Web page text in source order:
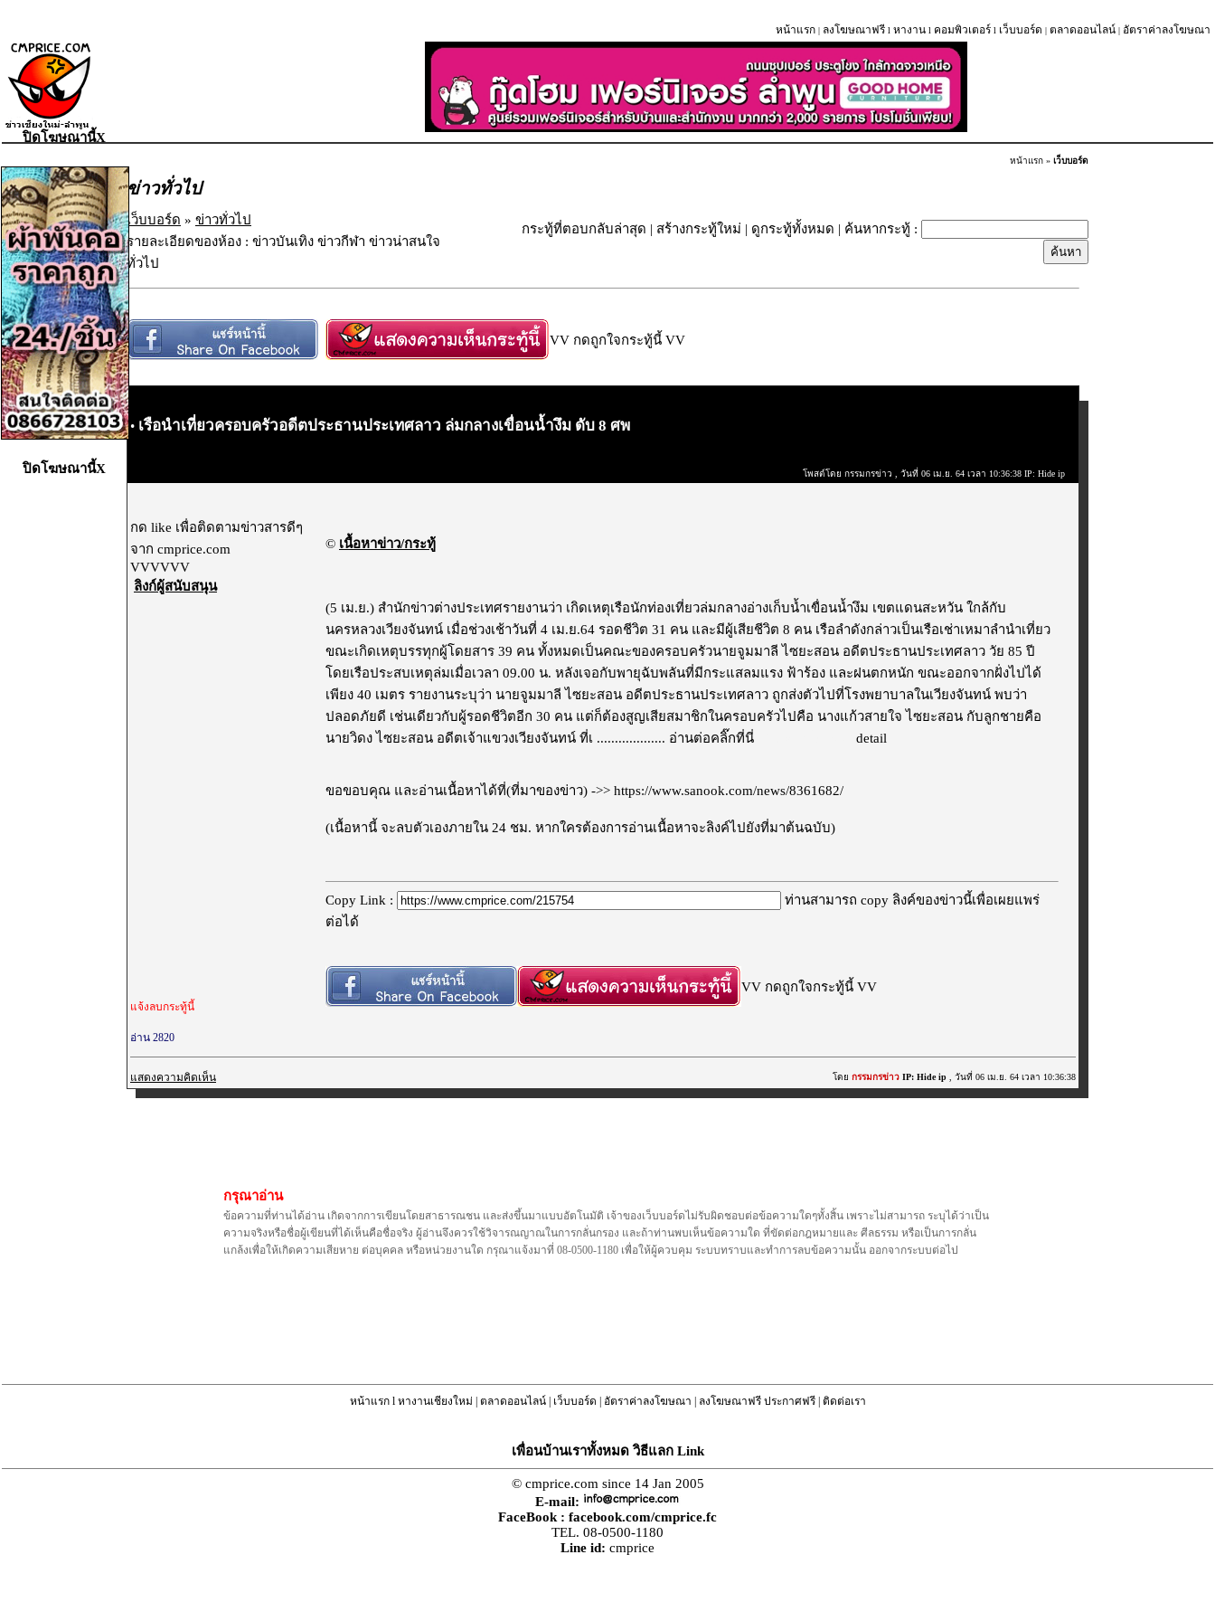
หน้าแรก | ลงโฆษณาฟรี l หางาน l คอมพิวเตอร์ l เว็บบอร์ด | ตลาดออนไลน์ | อัตราค่าลงโฆษณา
หน้าแรก » เว็บบอร์ด
ข่าวทั่วไป
เว็บบอร์ด » ข่าวทั่วไป
รายละเอียดของห้อง : ข่าวบันเทิง ข่าวกีฬา ข่าวน่าสนใจ
ทั่วไป
กระทู้ที่ตอบกลับล่าสุด | สร้างกระทู้ใหม่ | ดูกระทู้ทั้งหมด | ค้นหากระทู้ :
VV กดถูกใจกระทู้นี้ VV
• เรือนำเที่ยวครอบครัวอดีตประธานประเทศลาว ล่มกลางเขื่อนน้ำงึม ดับ 8 ศพ
โพสต์โดย กรรมกรข่าว , วันที่ 06 เม.ย. 64 เวลา 10:36:38 IP: Hide ip
กด like เพื่อติดตามข่าวสารดีๆ
จาก cmprice.com
VVVVVV
ลิงก์ผู้สนับสนุน
© เนื้อหาข่าว/กระทู้
(5 เม.ย.) สำนักข่าวต่างประเทศรายงานว่า เกิดเหตุเรือนักท่องเที่ยวล่มกลางอ่างเก็บน้ำเขื่อนน้ำงึม เขตแดนสะหวัน ใกล้กับ
นครหลวงเวียงจันทน์ เมื่อช่วงเช้าวันที่ 4 เม.ย.64 รอดชีวิต 31 คน และมีผู้เสียชีวิต 8 คน เรือลำดังกล่าวเป็นเรือเช่าเหมาลำนำเที่ยว
ขณะเกิดเหตุบรรทุกผู้โดยสาร 39 คน ทั้งหมดเป็นคณะของครอบครัวนายจูมมาลี ไซยะสอน อดีตประธานประเทศลาว วัย 85 ปี
โดยเรือประสบเหตุล่มเมื่อเวลา 09.00 น. หลังเจอกับพายุฉับพลันที่มีกระแสลมแรง ฟ้าร้อง และฝนตกหนัก ขณะออกจากฝั่งไปได้
เพียง 40 เมตร รายงานระบุว่า นายจูมมาลี ไซยะสอน อดีตประธานประเทศลาว ถูกส่งตัวไปที่โรงพยาบาลในเวียงจันทน์ พบว่า
ปลอดภัยดี เช่นเดียวกับผู้รอดชีวิตอีก 30 คน แต่ก็ต้องสูญเสียสมาชิกในครอบครัวไปคือ นางแก้วสายใจ ไซยะสอน กับลูกชายคือ
นายวิดง ไซยะสอน อดีตเจ้าแขวงเวียงจันทน์ ที่เ ................... อ่านต่อคลิ๊กที่นี่ detail
ขอขอบคุณ และอ่านเนื้อหาได้ที่(ที่มาของข่าว) ->> https://www.sanook.com/news/8361682/
(เนื้อหานี้ จะลบตัวเองภายใน 24 ชม. หากใครต้องการอ่านเนื้อหาจะลิงค์ไปยังที่มาต้นฉบับ)
Copy Link :
ท่านสามารถ copy ลิงค์ของข่าวนี้เพื่อเผยแพร่
ต่อได้
VV กดถูกใจกระทู้นี้ VV
แจ้งลบกระทู้นี้
อ่าน 2820
แสดงความคิดเห็น โดย กรรมกรข่าว IP: Hide ip , วันที่ 06 เม.ย. 64 เวลา 10:36:38
กรุณาอ่าน
ข้อความที่ท่านได้อ่าน เกิดจากการเขียนโดยสาธารณชน และส่งขึ้นมาแบบอัตโนมัติ เจ้าของเว็บบอร์ดไม่รับผิดชอบต่อข้อความใดๆทั้งสิ้น เพราะไม่สามารถ ระบุได้ว่าเป็น
ความจริงหรือชื่อผู้เขียนที่ได้เห็นคือชื่อจริง ผู้อ่านจึงควรใช้วิจารณญาณในการกลั่นกรอง และถ้าท่านพบเห็นข้อความใด ที่ขัดต่อกฎหมายและ ศีลธรรม หรือเป็นการกลั่น
แกล้งเพื่อให้เกิดความเสียหาย ต่อบุคคล หรือหน่วยงานใด กรุณาแจ้งมาที่ 08-0500-1180 เพื่อให้ผู้ควบคุม ระบบทราบและทำการลบข้อความนั้น ออกจากระบบต่อไป
ปิดโฆษณานี้X
ปิดโฆษณานี้X
หน้าแรกl หางานเชียงใหม่ | ตลาดออนไลน์| เว็บบอร์ด | อัตราค่าลงโฆษณา | ลงโฆษณาฟรี ประกาศฟรี| ติดต่อเรา
เพื่อนบ้านเราทั้งหมด วิธีแลก Link
© cmprice.com since 14 Jan 2005
E-mail:
FaceBook : facebook.com/cmprice.fc
TEL. 08-0500-1180
Line id: cmprice